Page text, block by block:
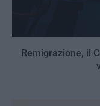
Remigrazione, il